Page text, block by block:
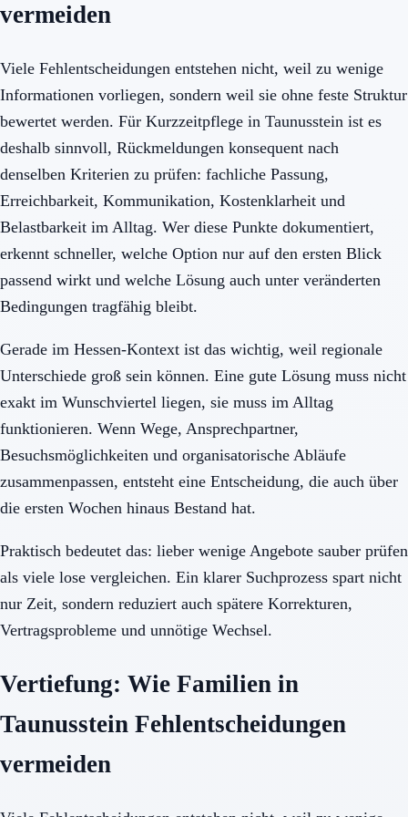
vermeiden
Viele Fehlentscheidungen entstehen nicht, weil zu wenige
Informationen vorliegen, sondern weil sie ohne feste Struktur
bewertet werden. Für Kurzzeitpflege in Taunusstein ist es
deshalb sinnvoll, Rückmeldungen konsequent nach
denselben Kriterien zu prüfen: fachliche Passung,
Erreichbarkeit, Kommunikation, Kostenklarheit und
Belastbarkeit im Alltag. Wer diese Punkte dokumentiert,
erkennt schneller, welche Option nur auf den ersten Blick
passend wirkt und welche Lösung auch unter veränderten
Bedingungen tragfähig bleibt.
Gerade im Hessen-Kontext ist das wichtig, weil regionale
Unterschiede groß sein können. Eine gute Lösung muss nicht
exakt im Wunschviertel liegen, sie muss im Alltag
funktionieren. Wenn Wege, Ansprechpartner,
Besuchsmöglichkeiten und organisatorische Abläufe
zusammenpassen, entsteht eine Entscheidung, die auch über
die ersten Wochen hinaus Bestand hat.
Praktisch bedeutet das: lieber wenige Angebote sauber prüfen
als viele lose vergleichen. Ein klarer Suchprozess spart nicht
nur Zeit, sondern reduziert auch spätere Korrekturen,
Vertragsprobleme und unnötige Wechsel.
Vertiefung: Wie Familien in
Taunusstein Fehlentscheidungen
vermeiden